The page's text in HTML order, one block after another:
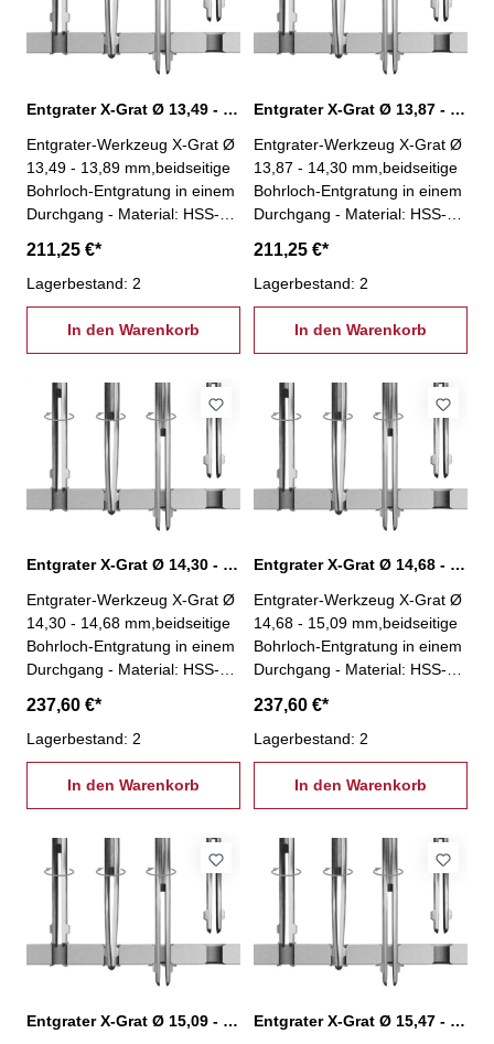
Winkel Rückwärtssenkung:
33°
Winkel Rückwärtssenkung:
33°
Entgrater X-Grat Ø 13,49 - 13,89 mm, XG-13,49
Entgrater-Werkzeug X-Grat Ø
13,49 - 13,89 mm,beidseitige
Bohrloch-Entgratung in einem
Durchgang - Material: HSS-
Entgratung an unzugänglichen
Stellen (z.B. Hohlkörper)-
Einsparung einer zweiten
Aufspannung- einfache und
stabile Bauweise- besonders
geeignet für jede Maschine
und nahezu jedes Wekstück-
Winkel Vorwärtssenkung: 45°-
Winkel Rückwärtssenkung:
33°
211,25 €*
Lagerbestand: 2
In den Warenkorb
Entgrater X-Grat Ø 13,87 - 14,30 mm, XG-13,87
Entgrater-Werkzeug X-Grat Ø
13,87 - 14,30 mm,beidseitige
Bohrloch-Entgratung in einem
Durchgang - Material: HSS-
Entgratung an unzugänglichen
Stellen (z.B. Hohlkörper)-
Einsparung einer zweiten
Aufspannung- einfache und
stabile Bauweise- besonders
geeignet für jede Maschine
und nahezu jedes Wekstück-
Winkel Vorwärtssenkung: 45°-
Winkel Rückwärtssenkung:
33°
211,25 €*
Lagerbestand: 2
In den Warenkorb
Entgrater X-Grat Ø 14,30 - 14,68 mm, XG-14,30
Entgrater-Werkzeug X-Grat Ø
14,30 - 14,68 mm,beidseitige
Bohrloch-Entgratung in einem
Durchgang - Material: HSS-
Entgratung an unzugänglichen
Stellen (z.B. Hohlkörper)-
Einsparung einer zweiten
Aufspannung- einfache und
stabile Bauweise- besonders
geeignet für jede Maschine
und nahezu jedes Wekstück-
Winkel Vorwärtssenkung: 45°-
Winkel Rückwärtssenkung:
33°
237,60 €*
Lagerbestand: 2
In den Warenkorb
Entgrater X-Grat Ø 14,68 - 15,09 mm, XG-14,68
Entgrater-Werkzeug X-Grat Ø
14,68 - 15,09 mm,beidseitige
Bohrloch-Entgratung in einem
Durchgang - Material: HSS-
Entgratung an unzugänglichen
Stellen (z.B. Hohlkörper)-
Einsparung einer zweiten
Aufspannung- einfache und
stabile Bauweise- besonders
geeignet für jede Maschine
und nahezu jedes Wekstück-
Winkel Vorwärtssenkung: 45°-
Winkel Rückwärtssenkung:
33°
237,60 €*
Lagerbestand: 2
In den Warenkorb
Entgrater X-Grat Ø 15,09 - 15,47 mm, XG-15,09 Entgrater X-Grat Ø 15,47 - 15,87 mm, XG-15,47